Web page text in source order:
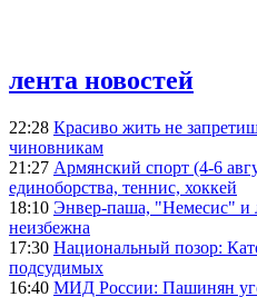
лента новостей
22:28 Красиво жить не
чиновникам
21:27 Армянский спорт (4-6
единоборства, теннис, хоккей
18:10 Энвер-паша, "Немесис" и
неизбежна
17:30 Национальный позор:
подсудимых
16:40 МИД России: Пашинян